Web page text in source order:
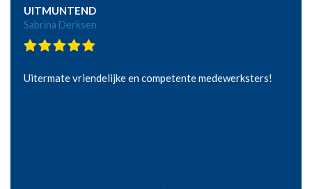
UITMUNTEND
Sabrina Derksen
Uitermate vriendelijke en competente medewerksters!